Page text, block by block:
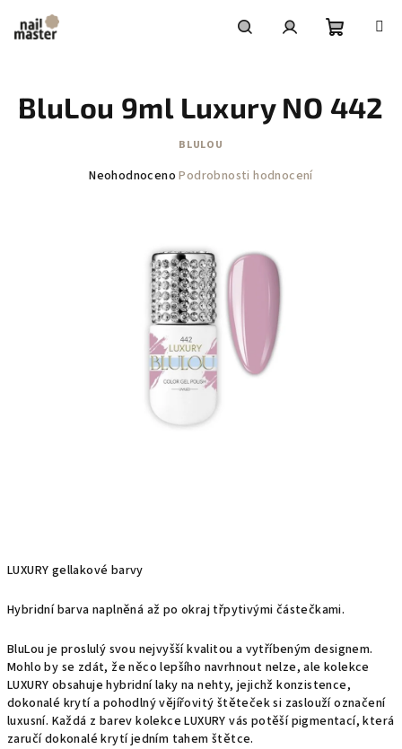
obsah
košík
LUXURY gellakové barvy
Hybridní barva naplněná až po okraj třpytivými částečkami.
BluLou je proslulý svou nejvyšší kvalitou a vytříbeným designem.
Mohlo by se zdát, že něco lepšího navrhnout nelze, ale kolekce
LUXURY obsahuje hybridní laky na nehty, jejichž konzistence,
dokonalé krytí a pohodlný vějířovitý štěteček si zaslouží označení
luxusní. Každá z barev kolekce LUXURY vás potěší pigmentací, která
zaručí dokonalé krytí jedním tahem štětce.
BluLou 9ml Luxury NO 442
BLULOU
Průměrné
Neohodnoceno Podrobnosti hodnocení